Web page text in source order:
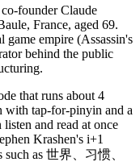
founder Claude
France, aged 69.
empire (Assassin's
behind the public
that runs about 4
with tap-for-pinyin and a
and read at once
Krashen's i+1
such as 世界、习惯、